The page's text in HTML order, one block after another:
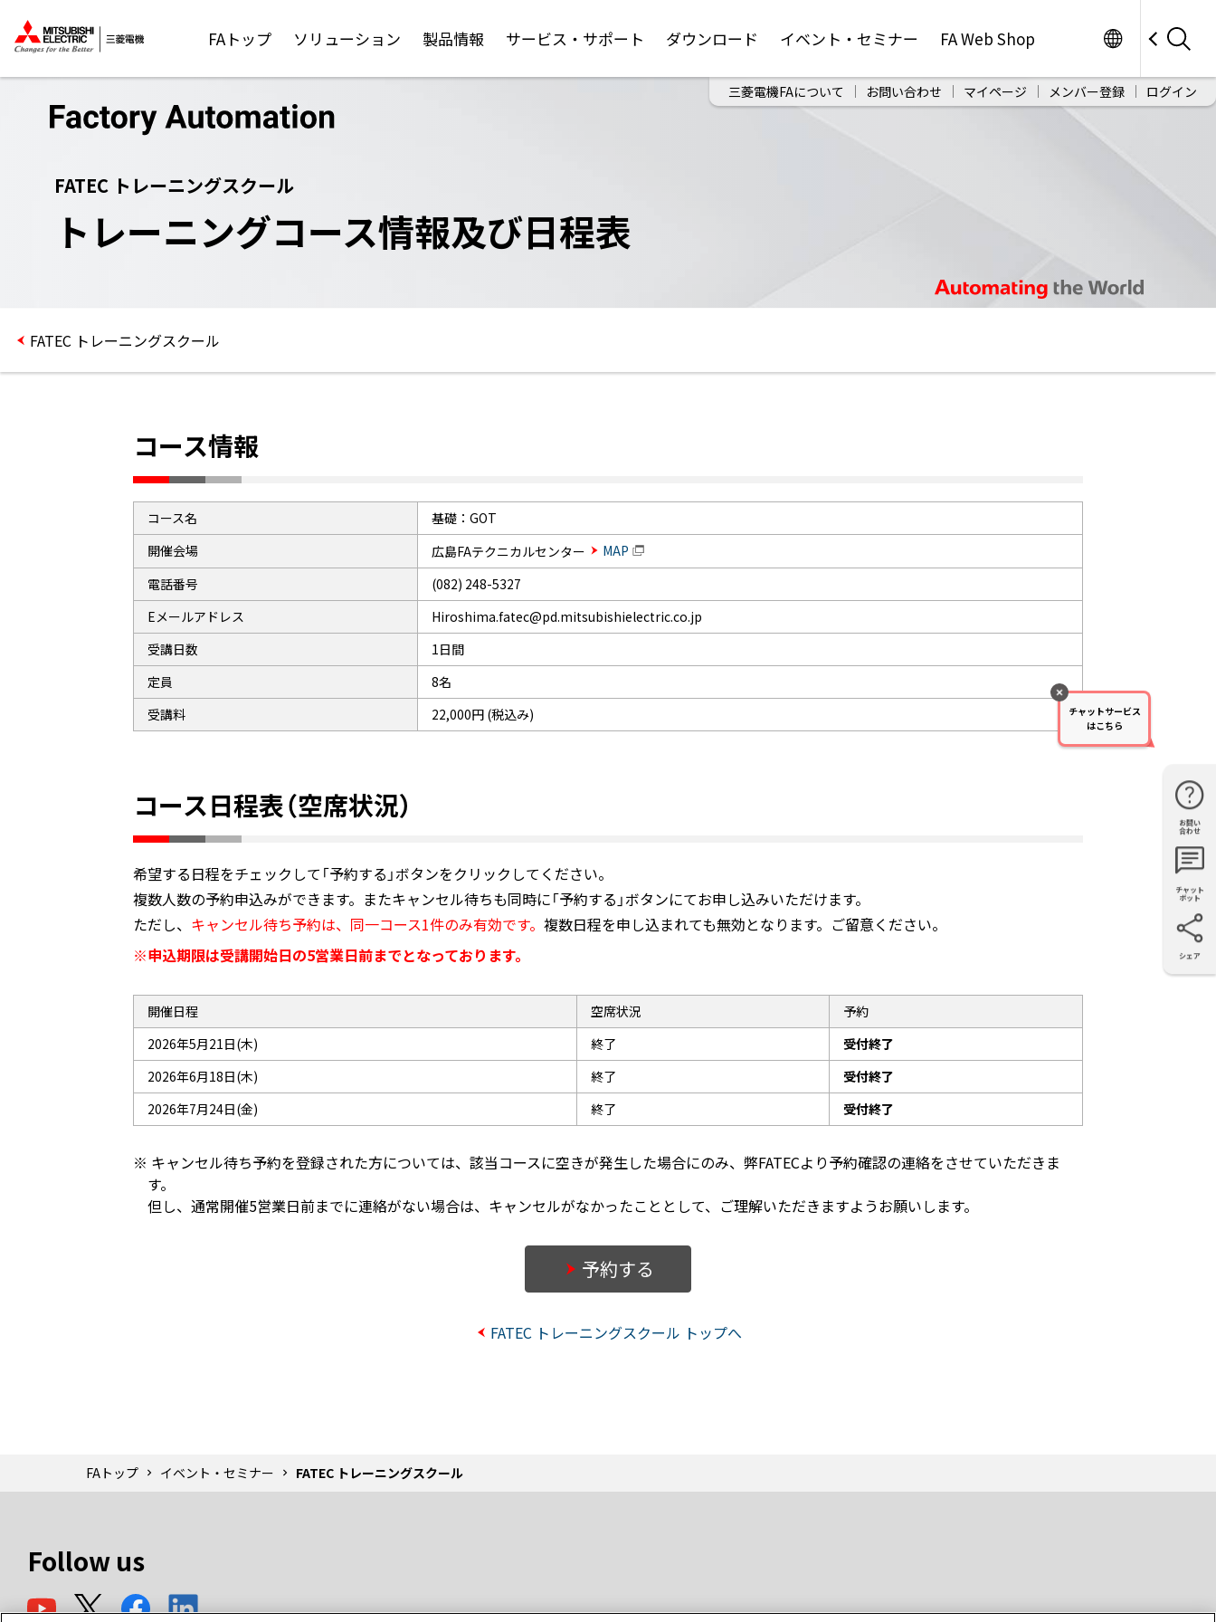
FAトップ ソリューション 製品情報 サービス・サポート ダウンロード イベント・セミナー FA Web Shop
三菱電機FAについて お問い合わせ マイページ メンバー登録 ログイン
FATEC トレーニングスクール
トレーニングコース情報及び日程表
お問い
合わせ
チャット
ボット
シェア
FATEC トレーニングスクール
コース情報
コース名
基礎：GOT
開催会場
広島FAテクニカルセンター
MAP
電話番号
(082) 248-5327
Eメールアドレス
Hiroshima.fatec@pd.mitsubishielectric.co.jp
受講日数
1日間
定員
8名
受講料
22,000円 (税込み)
コース日程表（空席状況）
希望する日程をチェックして「予約する」ボタンをクリックしてください。
複数人数の予約申込みができます。またキャンセル待ちも同時に「予約する」ボタンにてお申し込みいただけます。
ただし、 キャンセル待ち予約は、同一コース1件のみ有効です。 複数日程を申し込まれても無効となります。ご留意ください。
申込期限は受講開始日の5営業日前までとなっております。
開催日程 空席状況
予約
2026年5月21日(木)
終了
受付終了
2026年6月18日(木)
終了
受付終了
2026年7月24日(金)
終了 受付終了
キャンセル待ち予約を登録された方については、該当コースに空きが発生した場合にのみ、弊FATECより予約確認の連絡をさせていただきま
す。
但し、通常開催5営業日前までに連絡がない場合は、キャンセルがなかったこととして、ご理解いただきますようお願いします。
予約する
FATEC トレーニングスクール トップへ
FAトップ イベント・セミナー FATEC トレーニングスクール
Follow us
チャットサービス
はこちら